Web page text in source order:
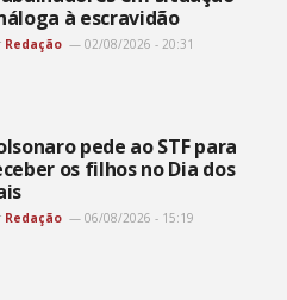
à escravidão
Redação 02/08/2026 - 20:31
pede ao STF para
os filhos no Dia dos
Redação 06/08/2026 - 15:19